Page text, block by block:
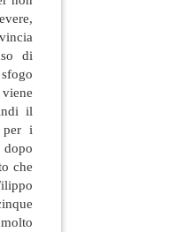
di
il
per i
che